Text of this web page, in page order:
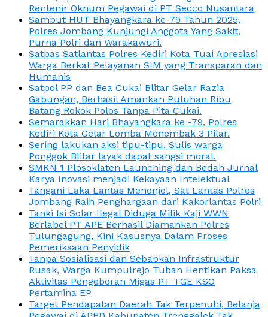
Rentenir Oknum Pegawai di PT Secco Nusantara
Sambut HUT Bhayangkara ke-79 Tahun 2025,
Polres Jombang Kunjungi Anggota Yang Sakit,
Purna Polri dan Warakawuri.
Satpas Satlantas Polres Kediri Kota Tuai Apresiasi
Warga Berkat Pelayanan SIM yang Transparan dan
Humanis
Satpol PP dan Bea Cukai Blitar Gelar Razia
Gabungan, Berhasil Amankan Puluhan Ribu
Batang Rokok Polos Tanpa Pita Cukai.
Semarakkan Hari Bhayangkara ke -79, Polres
Kediri Kota Gelar Lomba Menembak 3 Pilar.
Sering lakukan aksi tipu-tipu, Sulis warga
Ponggok Blitar layak dapat sangsi moral.
SMKN 1 Plosoklaten Launching dan Bedah Jurnal
Karya Inovasi menjadi Kekayaan Intelektual
Tangani Laka Lantas Menonjol, Sat Lantas Polres
Jombang Raih Penghargaan dari Kakorlantas Polri
Tanki Isi Solar Ilegal Diduga Milik Kaji WWN
Berlabel PT APE Berhasil Diamankan Polres
Tulungagung, Kini Kasusnya Dalam Proses
Pemeriksaan Penyidik
Tanpa Sosialisasi dan Sebabkan Infrastruktur
Rusak, Warga Kumpulrejo Tuban Hentikan Paksa
Aktivitas Pengeboran Migas PT TGE KSO
Pertamina EP
Target Pendapatan Daerah Tak Terpenuhi, Belanja